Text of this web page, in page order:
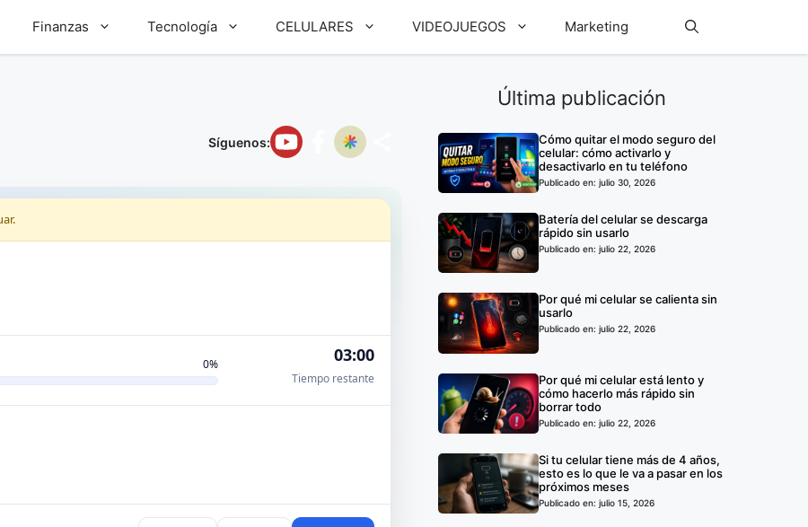
Finanzas Tecnología CELULARES VIDEOJUEGOS Marketing
Síguenos:
0% 03:00
Tiempo restante
Última publicación
Cómo quitar el modo seguro del
celular: cómo activarlo y
desactivarlo en tu teléfono
Publicado en: julio 30, 2026
Batería del celular se descarga
rápido sin usarlo
Publicado en: julio 22, 2026
Por qué mi celular se calienta sin
usarlo
Publicado en: julio 22, 2026
Por qué mi celular está lento y
cómo hacerlo más rápido sin
borrar todo
Publicado en: julio 22, 2026
Si tu celular tiene más de 4 años,
esto es lo que le va a pasar en los
próximos meses
Publicado en: julio 15, 2026